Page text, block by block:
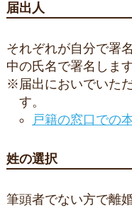
届出人
それぞれが自分で署
中の氏名で署名します
※届出においでいた
す。
戸籍の窓口での
姓の選択
筆頭者でない方で離